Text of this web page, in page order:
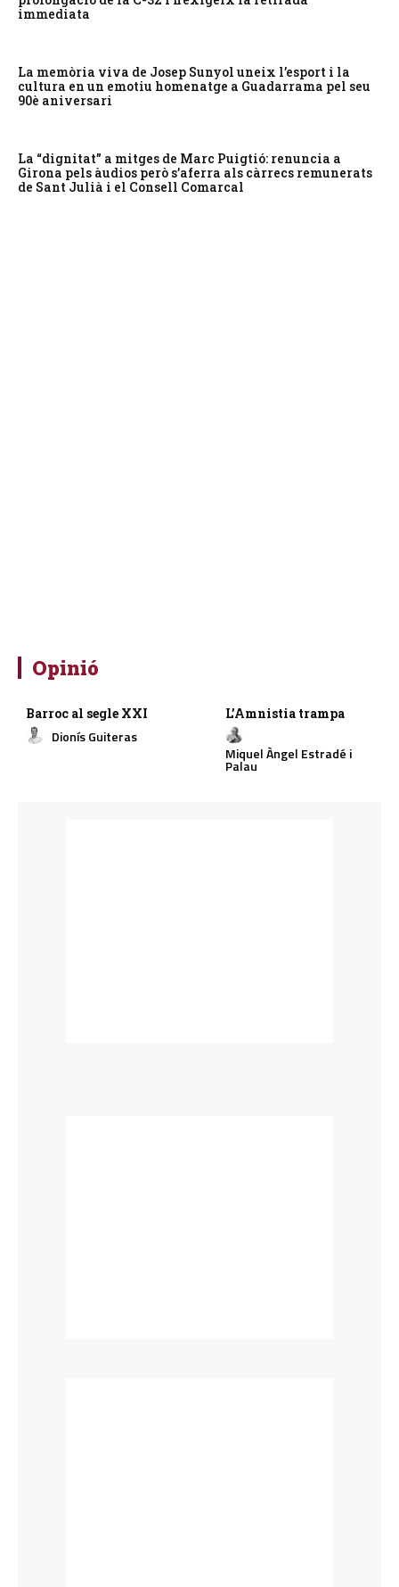
immediata
La memòria viva de Josep Sunyol uneix l’esport i la
cultura en un emotiu homenatge a Guadarrama pel seu
90è aniversari
La “dignitat” a mitges de Marc Puigtió: renuncia a
Girona pels àudios però s’aferra als càrrecs remunerats
de Sant Julià i el Consell Comarcal
Opinió
Barroc al segle XXI
Dionís Guiteras
L’Amnistia trampa
Miquel Àngel Estradé i
Palau